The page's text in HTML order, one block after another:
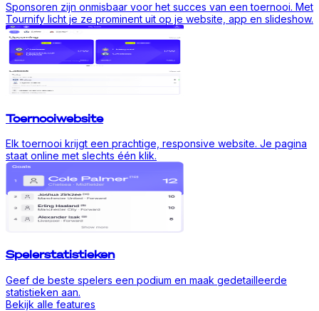
Sponsoren zijn onmisbaar voor het succes van een toernooi. Met
Tournify licht je ze prominent uit op je website, app en slideshow.
Toernooiwebsite
Elk toernooi krijgt een prachtige, responsive website. Je pagina
staat online met slechts één klik.
Spelerstatistieken
Geef de beste spelers een podium en maak gedetailleerde
statistieken aan.
Bekijk alle features